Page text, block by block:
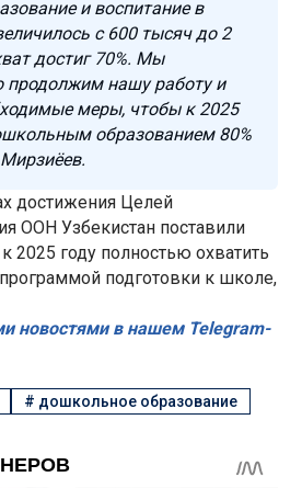
и воспитание в
с 600 тысяч до 2
достиг 70%. Мы
продолжим нашу работу и
меры, чтобы к 2025
образованием 80%
достижения Целей
ООН Узбекистан поставили
2025 году полностью охватить
подготовки к школе,
новостями в нашем Telegram-
# дошкольное образование